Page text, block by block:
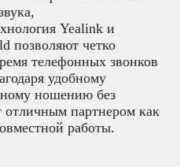
Yealink и
позволяют четко
телефонных звонков
удобному
ношению без
отличным партнером как
работы.